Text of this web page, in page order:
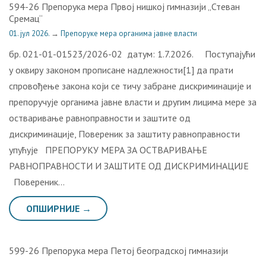
594-26 Препорука мера Првој нишкој гимназији „Стеван
Сремац“
01. јул 2026. → Препоруке мера органима јавне власти
бр. 021-01-01523/2026-02 датум: 1.7.2026. Поступајући
у оквиру законом прописане надлежности[1] да прати
спровођење закона који се тичу забране дискриминације и
препоручује органима јавне власти и другим лицима мере за
остваривање равноправности и заштите од
дискриминације, Повереник за заштиту равноправности
упућује ПРЕПОРУКУ МЕРА ЗА ОСТВАРИВАЊЕ
РАВНОПРАВНОСТИ И ЗАШТИТЕ ОД ДИСКРИМИНАЦИЈЕ
Повереник…
ОПШИРНИЈЕ →
599-26 Препорука мера Петој београдској гимназији